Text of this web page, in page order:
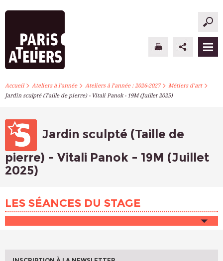
PARIS ATELIERS
ATELIERS À L’ANNÉE
STAGES PONCTUELS
S’INSCRIRE
Accueil> Ateliers à l’année> Ateliers à l’année : 2026-2027> Métiers d’art>
Jardin sculpté (Taille de pierre) - Vitali Panok - 19M (Juillet 2025)
Jardin sculpté (Taille de
pierre) - Vitali Panok - 19M (Juillet
2025)
LES SÉANCES DU STAGE